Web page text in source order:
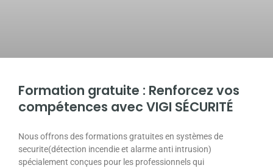
Formation gratuite : Renforcez vos
compétences avec VIGI SÉCURITÉ
Nous offrons des formations gratuites en systèmes de
securite(détection incendie et alarme anti intrusion)
spécialement conçues pour les professionnels qui